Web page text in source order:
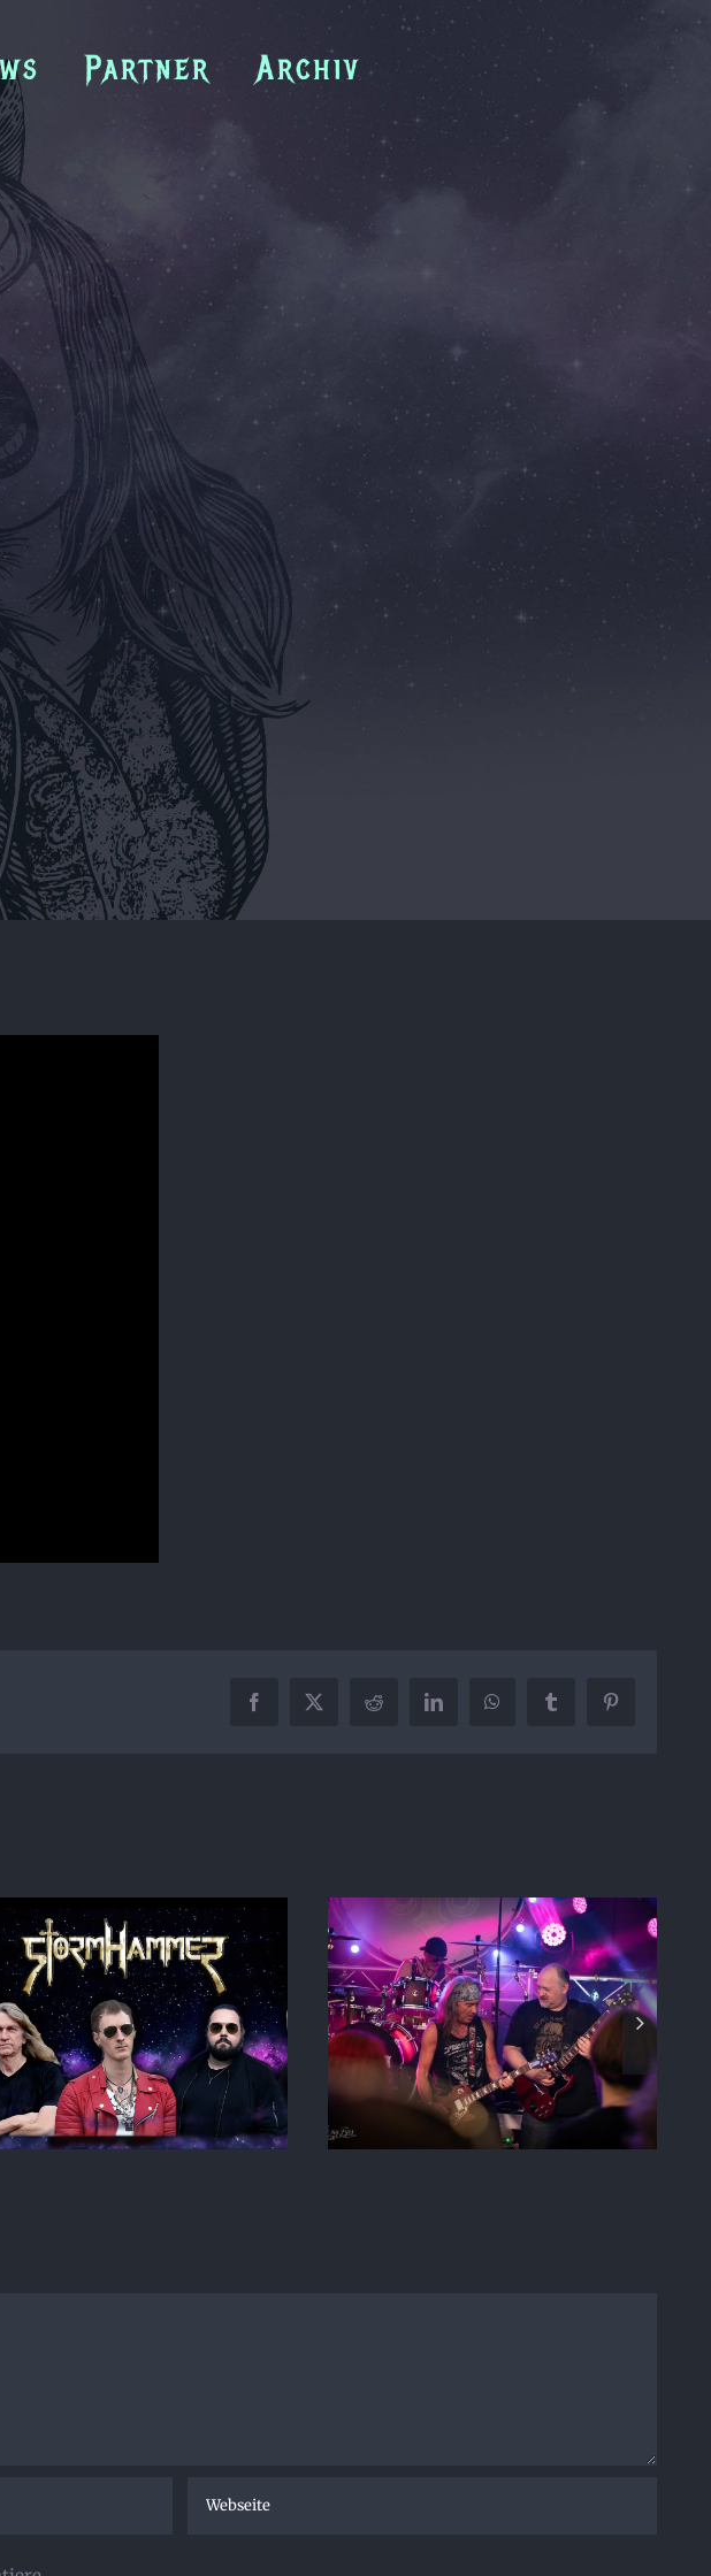
Partner Archiv
Facebook
X Reddit LinkedInWhatsAppTumblr Pinterest
GRAP! Greetings from
Florida
RUSHMOON NEWS